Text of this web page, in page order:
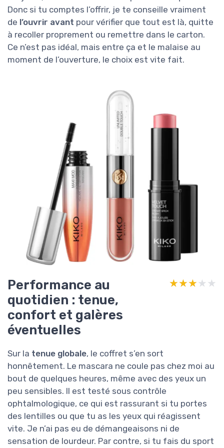
Donc si tu comptes l’offrir, je te conseille vraiment
de l’ouvrir avant pour vérifier que tout est là, quitte
à recoller proprement ou remettre dans le carton.
Ce n’est pas idéal, mais entre ça et le malaise au
moment de l’ouverture, le choix est vite fait.
Performance au
quotidien : tenue,
confort et galères
éventuelles
★★★★★
★★★★★
Sur la tenue globale, le coffret s’en sort
honnêtement. Le mascara ne coule pas chez moi au
bout de quelques heures, même avec des yeux un
peu sensibles. Il est testé sous contrôle
ophtalmologique, ce qui est rassurant si tu portes
des lentilles ou que tu as les yeux qui réagissent
vite. Je n’ai pas eu de démangeaisons ni de
sensation de lourdeur. Par contre, si tu fais du sport